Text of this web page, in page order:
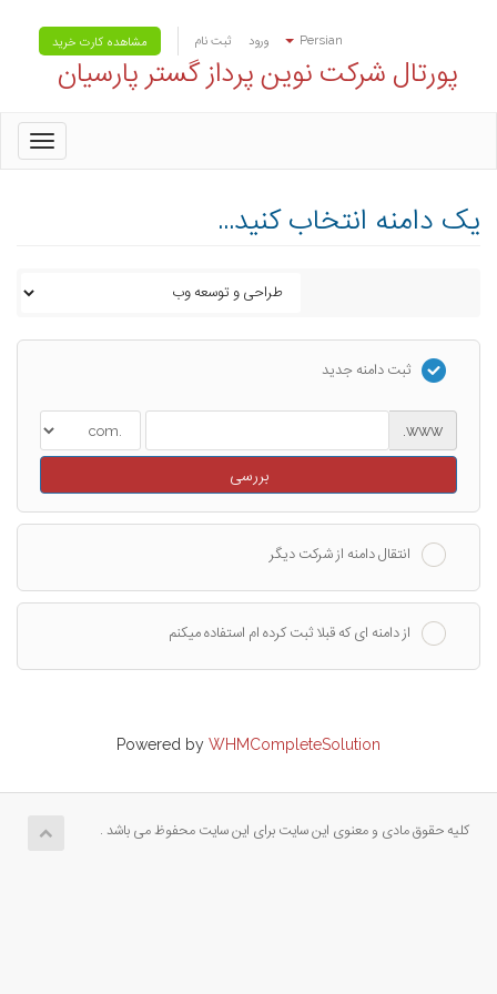
Persian ورود ثبت نام مشاهده کارت خرید
پورتال شرکت نوین پرداز گستر پارسیان
یک دامنه انتخاب کنید...
ثبت دامنه جدید
www.
بررسی
انتقال دامنه از شرکت دیگر
از دامنه ای که قبلا ثبت کرده ام استفاده میکنم
Powered by WHMCompleteSolution
کلیه حقوق مادی و معنوی این سایت برای این سایت محفوظ می باشد .